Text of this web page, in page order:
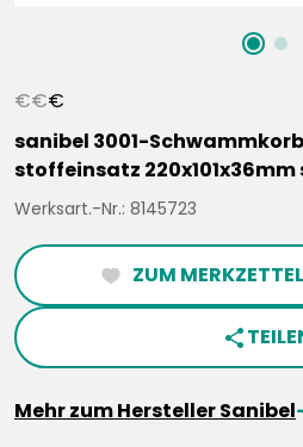
€€€
sanibel 3001-
stoffeinsatz 220x101x36mm
Werksart.-Nr.: 8145723
heartFilled ZUM
share
Mehr zum Hersteller Sanibel